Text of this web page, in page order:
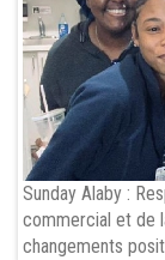
Sunday Alaby :
commercial et de
changements